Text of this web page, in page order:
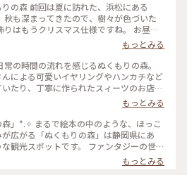
、浜松にある
秋も深まってきたので、樹々が色づいた
もうクリスマス仕様ですね。 お昼ご
スモーキーターキーレッグ」をいただき
で、ちょっとスモーキーで、とても美味
くいけどw これひとつで結構お腹いっ
はもう少し食べやすそうな「骨付きソーセ
。 デザートにジェラート。 今回は地元
）みかん味をチョイス。 こちらも安心の
。
もっとみる
による可愛いイヤリングやハンカチなど
たり、丁寧に作られたスィーツのお店が
のチーズケー
クニックセットを注文。 パイやクロワッ
コンソメやコーンスープなどから1つ ボ
です。 どれもしっかりした味
です。 浜松市の「シン・ハマ
市役所に設置されたエヴァンゲリオン初
した。 天竜エリアが「シン・エヴァン
もっとみる
」*⁠.⁠✧ まるで絵本の中のような、ほっこ
広がる「ぬくもりの森」は静岡県にあ
ットです。 ファンタジーの世界
ようなレストランや雑貨屋さん、カフェ
ろん、この町にはいろいろな所に楽しめ
もっとみる